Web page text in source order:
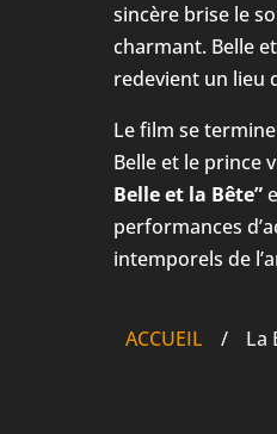
sincère brise le
charmant. Belle
redevient un lieu
Le film se
Belle et le prince
Belle et la Bête”
performances
intemporels de
ACCUEIL / La